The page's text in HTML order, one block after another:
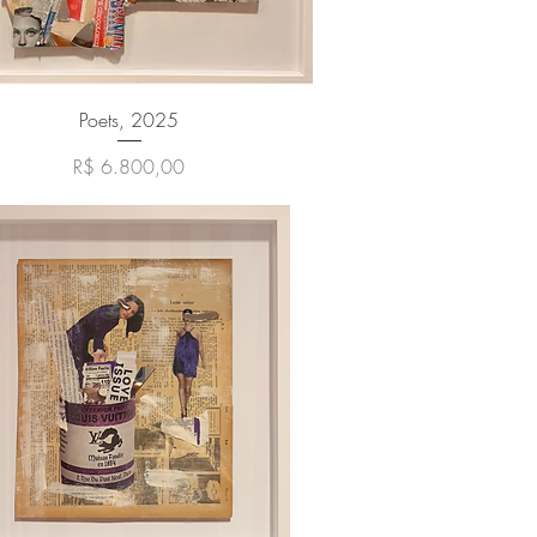
Visualização rápida
Poets, 2025
Preço
R$ 6.800,00